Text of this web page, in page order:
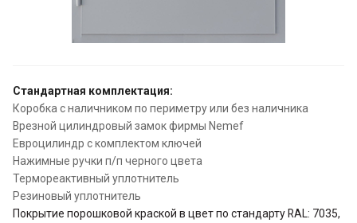
Стандартная комплектация:
Коробка с наличником по периметру или без наличника
Врезной цилиндровый замок фирмы Nemef
Евроцилиндр с комплектом ключей
Нажимные ручки п/п черного цвета
Термореактивный уплотнитель
Резиновый уплотнитель
Покрытие порошковой краской в цвет по стандарту RAL: 7035,